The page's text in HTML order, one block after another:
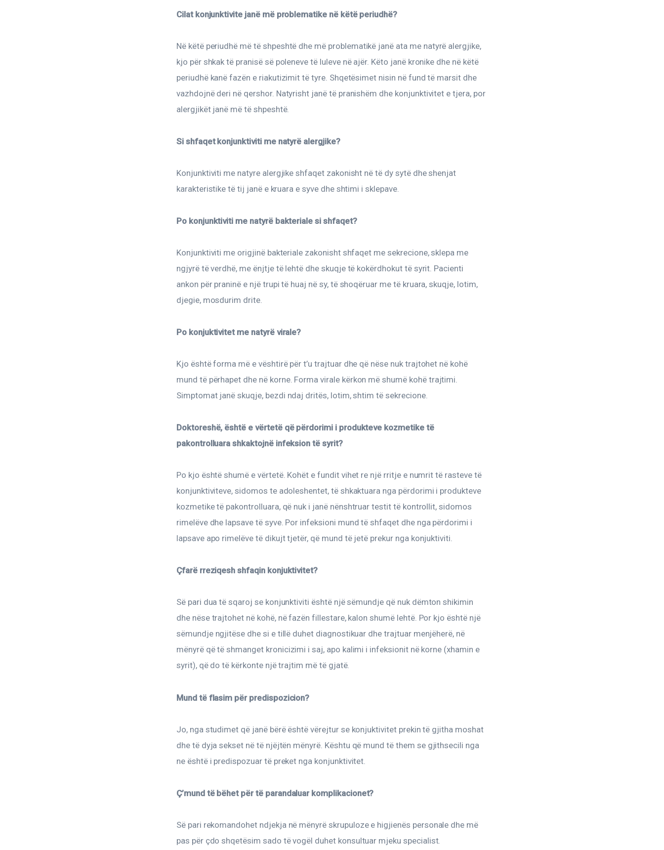
Cilat konjunktivite janë më problematike në këtë periudhë?
Në këtë periudhë më të shpeshtë dhe më problematikë janë ata me natyrë alergjike,
kjo për shkak të pranisë së poleneve të luleve në ajër. Këto janë kronike dhe në këtë
periudhë kanë fazën e riakutizimit të tyre. Shqetësimet nisin në fund të marsit dhe
vazhdojnë deri në qershor. Natyrisht janë të pranishëm dhe konjunktivitet e tjera, por
alergjikët janë më të shpeshtë.
Si shfaqet konjunktiviti me natyrë alergjike?
Konjunktiviti me natyre alergjike shfaqet zakonisht në të dy sytë dhe shenjat
karakteristike të tij janë e kruara e syve dhe shtimi i sklepave.
Po konjunktiviti me natyrë bakteriale si shfaqet?
Konjunktiviti me origjinë bakteriale zakonisht shfaqet me sekrecione, sklepa me
ngjyrë të verdhë, me ënjtje të lehtë dhe skuqje të kokërdhokut të syrit. Pacienti
ankon për praninë e një trupi të huaj në sy, të shoqëruar me të kruara, skuqje, lotim,
djegie, mosdurim drite.
Po konjuktivitet me natyrë virale?
Kjo është forma më e vështirë për t’u trajtuar dhe që nëse nuk trajtohet në kohë
mund të përhapet dhe në korne. Forma virale kërkon më shumë kohë trajtimi.
Simptomat janë skuqje, bezdi ndaj dritës, lotim, shtim të sekrecione.
Doktoreshë, është e vërtetë që përdorimi i produkteve kozmetike të
pakontrolluara shkaktojnë infeksion të syrit?
Po kjo është shumë e vërtetë. Kohët e fundit vihet re një rritje e numrit të rasteve të
konjunktiviteve, sidomos te adoleshentet, të shkaktuara nga përdorimi i produkteve
kozmetike të pakontrolluara, që nuk i janë nënshtruar testit të kontrollit, sidomos
rimelëve dhe lapsave të syve. Por infeksioni mund të shfaqet dhe nga përdorimi i
lapsave apo rimelëve të dikujt tjetër, që mund të jetë prekur nga konjuktiviti.
Çfarë rreziqesh shfaqin konjuktivitet?
Së pari dua të sqaroj se konjunktiviti është një sëmundje që nuk dëmton shikimin
dhe nëse trajtohet në kohë, në fazën fillestare, kalon shumë lehtë. Por kjo është një
sëmundje ngjitëse dhe si e tillë duhet diagnostikuar dhe trajtuar menjëherë, në
mënyrë që të shmanget kronicizimi i saj, apo kalimi i infeksionit në korne (xhamin e
syrit), që do të kërkonte një trajtim më të gjatë.
Mund të flasim për predispozicion?
Jo, nga studimet që janë bërë është vërejtur se konjuktivitet prekin të gjitha moshat
dhe të dyja sekset në të njëjtën mënyrë. Kështu që mund të them se gjithsecili nga
ne është i predispozuar të preket nga konjunktivitet.
Ç’mund të bëhet për të parandaluar komplikacionet?
Së pari rekomandohet ndjekja në mënyrë skrupuloze e higjienës personale dhe më
pas për çdo shqetësim sado të vogël duhet konsultuar mjeku specialist.